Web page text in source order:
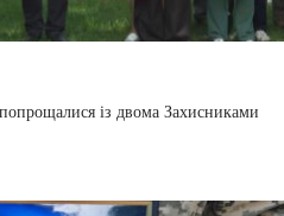
із двома Захисниками